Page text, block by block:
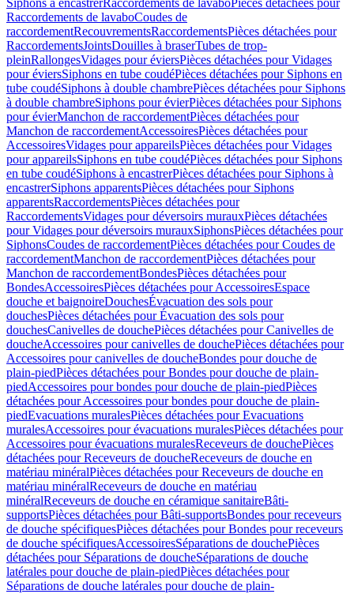
Siphons à encastrerRaccordements de lavaboPièces détachées pour
Raccordements de lavaboCoudes de
raccordementRecouvrementsRaccordementsPièces détachées pour
RaccordementsJointsDouilles à braserTubes de trop-
pleinRallongesVidages pour éviersPièces détachées pour Vidages
pour éviersSiphons en tube coudéPièces détachées pour Siphons en
tube coudéSiphons à double chambrePièces détachées pour Siphons
à double chambreSiphons pour évierPièces détachées pour Siphons
pour évierManchon de raccordementPièces détachées pour
Manchon de raccordementAccessoiresPièces détachées pour
AccessoiresVidages pour appareilsPièces détachées pour Vidages
pour appareilsSiphons en tube coudéPièces détachées pour Siphons
en tube coudéSiphons à encastrerPièces détachées pour Siphons à
encastrerSiphons apparentsPièces détachées pour Siphons
apparentsRaccordementsPièces détachées pour
RaccordementsVidages pour déversoirs murauxPièces détachées
pour Vidages pour déversoirs murauxSiphonsPièces détachées pour
SiphonsCoudes de raccordementPièces détachées pour Coudes de
raccordementManchon de raccordementPièces détachées pour
Manchon de raccordementBondesPièces détachées pour
BondesAccessoiresPièces détachées pour AccessoiresEspace
douche et baignoireDouchesÉvacuation des sols pour
douchesPièces détachées pour Évacuation des sols pour
douchesCanivelles de douchePièces détachées pour Canivelles de
doucheAccessoires pour canivelles de douchePièces détachées pour
Accessoires pour canivelles de doucheBondes pour douche de
plain-piedPièces détachées pour Bondes pour douche de plain-
piedAccessoires pour bondes pour douche de plain-piedPièces
détachées pour Accessoires pour bondes pour douche de plain-
piedEvacuations muralesPièces détachées pour Evacuations
muralesAccessoires pour évacuations muralesPièces détachées pour
Accessoires pour évacuations muralesReceveurs de douchePièces
détachées pour Receveurs de doucheReceveurs de douche en
matériau minéralPièces détachées pour Receveurs de douche en
matériau minéralReceveurs de douche en matériau
minéralReceveurs de douche en céramique sanitaireBâti-
supportsPièces détachées pour Bâti-supportsBondes pour receveurs
de douche spécifiquesPièces détachées pour Bondes pour receveurs
de douche spécifiquesAccessoiresSéparations de douchePièces
détachées pour Séparations de doucheSéparations de douche
latérales pour douche de plain-piedPièces détachées pour
Séparations de douche latérales pour douche de plain-